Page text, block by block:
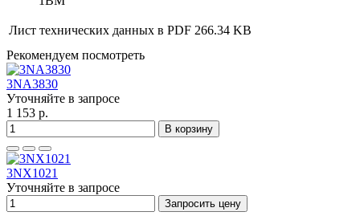
Лист технических данных в PDF 266.34 KB
Рекомендуем посмотреть
3NA3830
Уточняйте в запросе
1 153 р.
В корзину
3NX1021
Уточняйте в запросе
Запросить цену